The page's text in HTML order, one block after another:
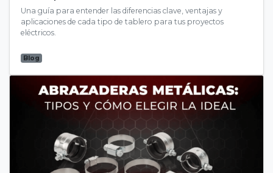
Una guía para entender las diferencias clave, ventajas y
aplicaciones de cada tipo de tablero para tus proyectos
eléctricos.
Blog